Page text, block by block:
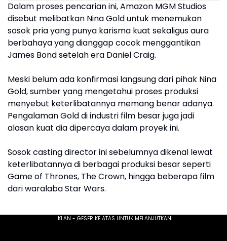
Dalam proses pencarian ini, Amazon MGM Studios
disebut melibatkan Nina Gold untuk menemukan
sosok pria yang punya karisma kuat sekaligus aura
berbahaya yang dianggap cocok menggantikan
James Bond setelah era Daniel Craig.
Meski belum ada konfirmasi langsung dari pihak Nina
Gold, sumber yang mengetahui proses produksi
menyebut keterlibatannya memang benar adanya.
Pengalaman Gold di industri film besar juga jadi
alasan kuat dia dipercaya dalam proyek ini.
Sosok casting director ini sebelumnya dikenal lewat
keterlibatannya di berbagai produksi besar seperti
Game of Thrones, The Crown, hingga beberapa film
dari waralaba Star Wars.